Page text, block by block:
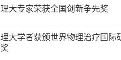
理大专家荣获全国创新争先奖
理大学者获颁世界物理治疗国际
奖